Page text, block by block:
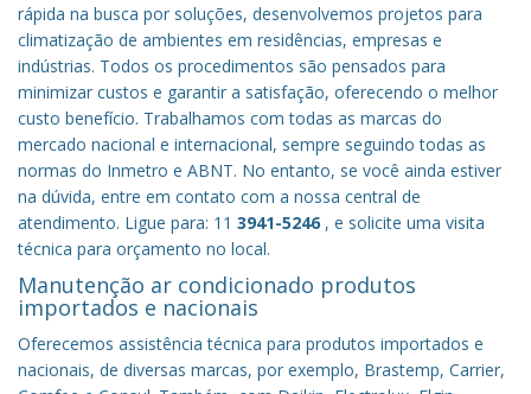
rápida na busca por soluções, desenvolvemos projetos para
climatização de ambientes em residências, empresas e
indústrias. Todos os procedimentos são pensados para
minimizar custos e garantir a satisfação, oferecendo o melhor
custo benefício. Trabalhamos com todas as marcas do
mercado nacional e internacional, sempre seguindo todas as
normas do Inmetro e ABNT. No entanto, se você ainda estiver
na dúvida, entre em contato com a nossa central de
atendimento. Ligue para: 11 3941-5246 , e solicite uma visita
técnica para orçamento no local.
Manutenção ar condicionado produtos
importados e nacionais
Oferecemos assistência técnica para produtos importados e
nacionais, de diversas marcas, por exemplo, Brastemp, Carrier,